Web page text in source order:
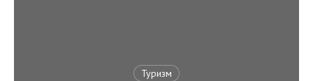
Туризм